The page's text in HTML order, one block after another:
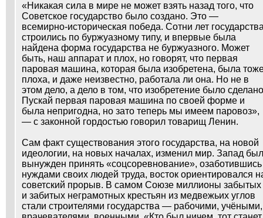
«Никакая сила в мире не может взять назад того, что
Советское государство было создано. Это —
всемирно-историческая победа. Сотни лет
строились по буржуазному типу, и впервые была
найдена форма государства не буржуазного. Может
быть, наш аппарат и плох, но говорят, что первая
паровая машина, которая была изобретена, была
плоха, и даже неизвестно, работала ли она. Но не в
этом дело, а дело в том, что изобретение было
Пускай первая паровая машина по своей форме и
была непригодна, но зато теперь мы имеем паровоз»,
— с законной гордостью говорил товарищ Ленин.
Сам факт существования этого государства, на новой
идеологии, на новых началах, изменил мир. Запад был
вынужден принять «соцсоревнование», озаботившись
нуждами своих людей труда, восток ориентировался
советский прорыв. В самом Союзе миллионы забытых
и забитых неграмотных крестьян из медвежьих углов
стали строителями государства — рабочими, учёными,